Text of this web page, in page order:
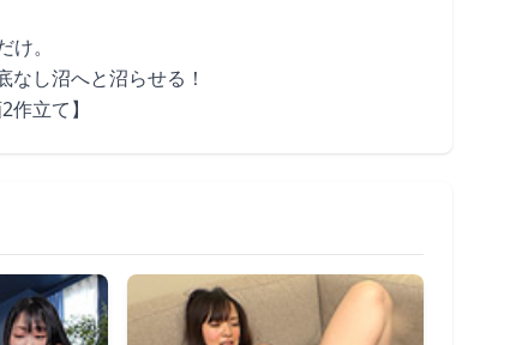
。
し沼へと沼らせる！
立て】